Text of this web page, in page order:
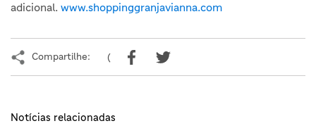
adicional. www.shoppinggranjavianna.com
Compartilhe: (
Notícias relacionadas